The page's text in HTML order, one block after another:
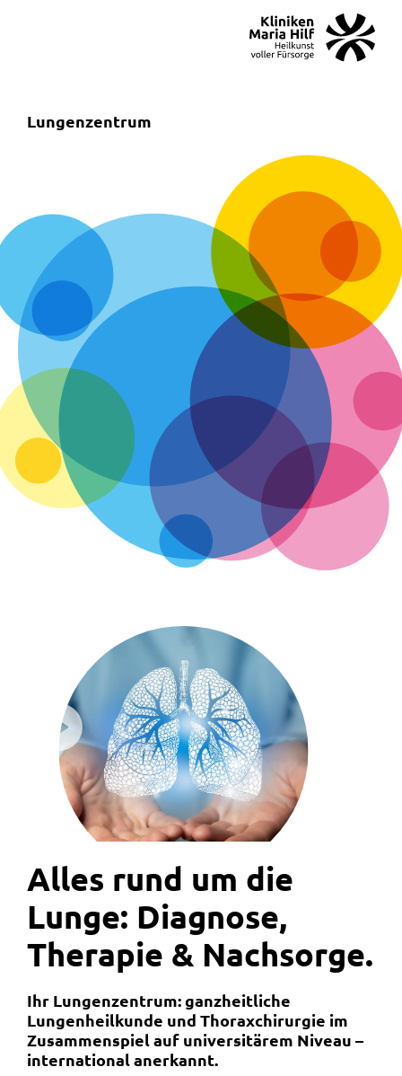
Lungenzentrum
Alles rund um die
Lunge: Diagnose,
Therapie & Nachsorge.
Ihr Lungenzentrum: ganzheitliche
Lungenheilkunde und Thoraxchirurgie im
Zusammenspiel auf universitärem Niveau –
international anerkannt.